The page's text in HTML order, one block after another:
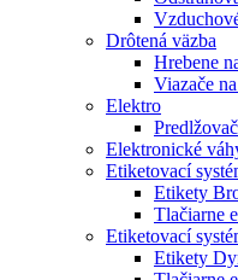
Drôtená väzba
Hrebene
Viazače
Elektro
Elektronické
Etiketovací
Etikety
Tlačiarne
Etiketovací
Etikety